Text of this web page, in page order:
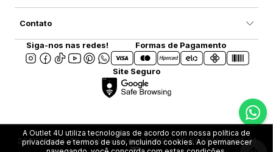
Contato
Siga-nos nas redes! Formas de Pagamento
Site Seguro
2025 Marca. All rights reserved | CNPJ: 08.907.916/0001-31
A Outlet 4U utiliza tecnologias de acordo com nossa política de
privacidade e termos de uso, incluindo cookies. Ao permanecer